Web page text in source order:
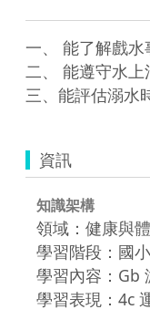
一、 能了解戲水
二、 能遵守水上
三、能評估溺水
資訊
知識架構
領域：健康與
學習階段：國
學習內容：Gb
學習表現：4c